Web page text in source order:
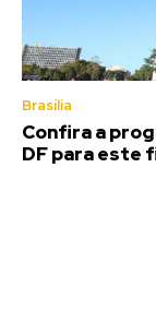
Brasília
Confira a
DF para este